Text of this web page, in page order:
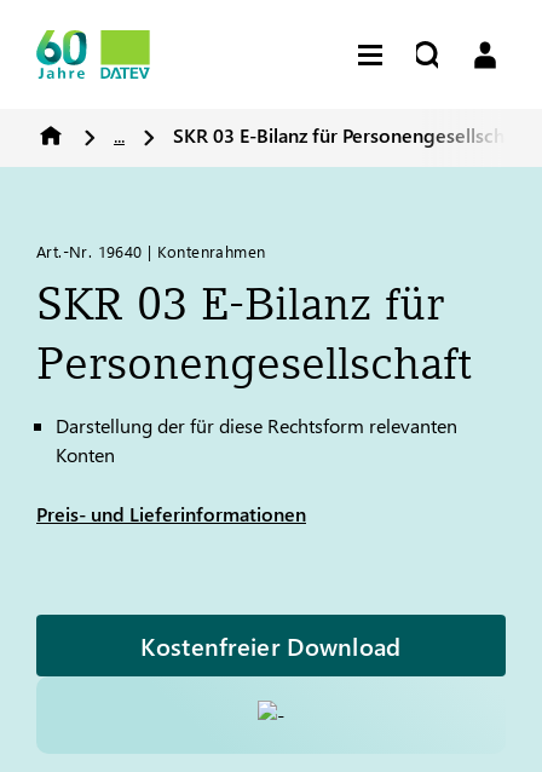
... SKR 03 E-Bilanz für Personengesellschaft
Art.-Nr. 19640 | Kontenrahmen
SKR 03 E-Bilanz für
Personengesellschaft
Darstellung der für diese Rechtsform relevanten
Konten
Preis- und Lieferinformationen
Kostenfreier Download